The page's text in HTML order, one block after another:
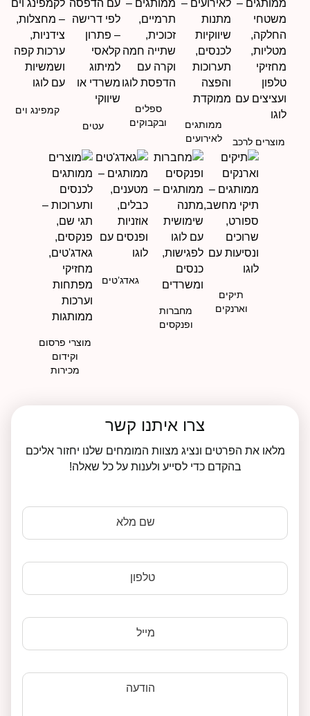
מוצרים לרכב
ממותגים
לאירועים
ספלים
ובקבוקים
עטים
קמפינג וים
תיקים
וארנקים
מחברות
ופנקסים
גאדג’טים
מוצרי פרסום
וקידום
מכירות
צרו איתנו קשר
מלאו את הפרטים ונציג מצוות המומחים שלנו יחזור אליכם
בהקדם כדי לסייע ולענות על כל שאלה!
שם מלא
טלפון
מייל
הודעה